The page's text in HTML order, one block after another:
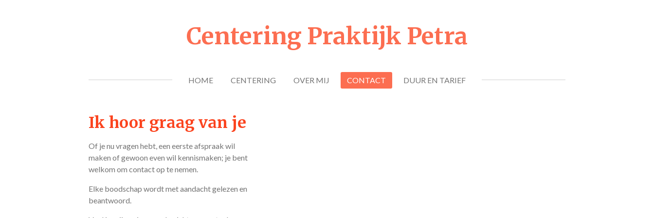
Centering Praktijk Petra
HOME CENTERING OVER MIJ CONTACT DUUR EN TARIEF
Ik hoor graag van je
Of je nu vragen hebt, een eerste afspraak wil
maken of gewoon even wil kennismaken; je bent
welkom om contact op te nemen.
Elke boodschap wordt met aandacht gelezen en
beantwoord.